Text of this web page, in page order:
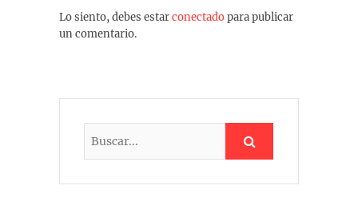
Lo siento, debes estarconectadopara publicar
un comentario.